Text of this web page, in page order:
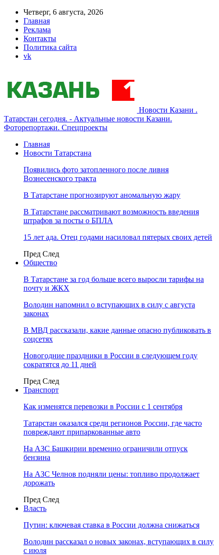
Четверг, 6 августа, 2026
Главная
Реклама
Контакты
Политика сайта
vk
Новости Казани .
Татарстан сегодня. - Актуальные новости Казани.
Фоторепортажи. Спецпроекты
Главная
Новости Татарстана
Появились фото затопленного после ливня
Вознесенского тракта
В Татарстане прогнозируют аномальную жару
В Татарстане рассматривают возможность введения
штрафов за посты о БПЛА
15 лет ада. Отец годами насиловал пятерых своих детей
Пред След
Общество
В Татарстане за год больше всего выросли тарифы на
почту и ЖКХ
Володин напомнил о вступающих в силу с августа
законах
В МВД рассказали, какие данные опасно публиковать в
соцсетях
Новогодние праздники в России в следующем году
сократятся до 11 дней
Пред След
Транспорт
Как изменятся перевозки в России с 1 сентября
Татарстан оказался среди регионов России, где часто
повреждают припаркованные авто
На АЗС Башкирии временно ограничили отпуск
бензина
На АЗС Челнов подняли цены: топливо продолжает
дорожать
Пред След
Власть
Путин: ключевая ставка в России должна снижаться
Володин рассказал о новых законах, вступающих в силу
с июля